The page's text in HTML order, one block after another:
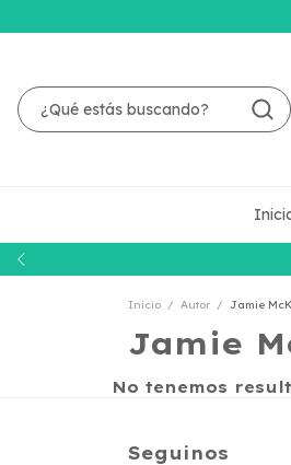
Inicio / Autor / Jamie
Jamie
No tenemos
Seguinos